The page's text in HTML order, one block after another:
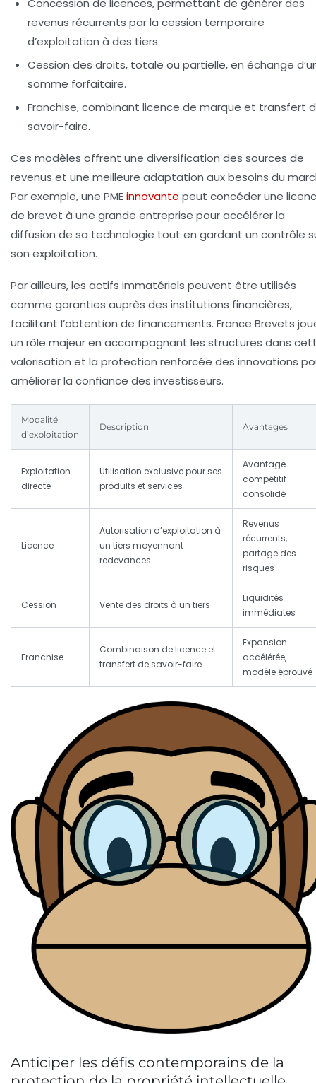
Concession de licences, permettant de générer des
revenus récurrents par la cession temporaire
d’exploitation à des tiers.
Cession des droits, totale ou partielle, en échange
somme forfaitaire.
Franchise, combinant licence de marque et transfert
savoir-faire.
Ces modèles offrent une diversification des sources de
revenus et une meilleure adaptation aux besoins du
Par exemple, une PMEinnovante peut concéder une
de brevet à une grande entreprise pour accélérer la
diffusion de sa technologie tout en gardant un contrôle
son exploitation.
Par ailleurs, les actifs immatériels peuvent être utilisés
comme garanties auprès des institutions financières,
facilitant l’obtention de financements. France Brevets
un rôle majeur en accompagnant les structures dans
valorisation et la protection renforcée des innovations
améliorer la confiance des investisseurs.
Modalité
d’exploitation
Description Avantages
Exploitation
directe
Utilisation exclusive pour ses
produits et services
Avantage
compétitif
consolidé
Licence
Autorisation d’exploitation à
un tiers moyennant
redevances
Revenus
récurrents,
partage des
risques
Cession Vente des droits à un tiers
Liquidités
immédiates
Franchise
Combinaison de licence et
transfert de savoir-faire
Expansion
accélérée,
modèle éprouvé
Anticiper les défis contemporains de la